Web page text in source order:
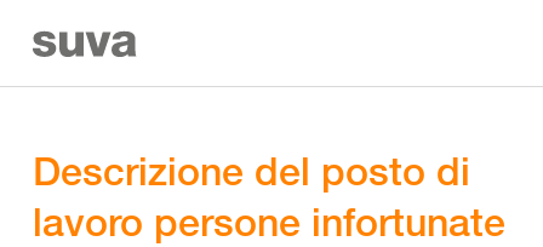
Descrizione del posto di
lavoro persone infortunate